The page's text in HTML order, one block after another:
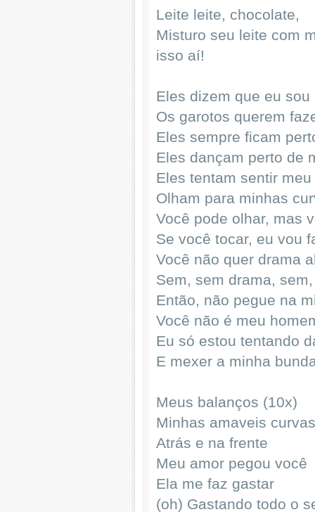
Leite leite, chocolate,
Misturo seu leite com
isso aí!
Eles dizem que eu
Os garotos querem
Eles sempre ficam
Eles dançam perto de
Eles tentam sentir
Olham para minhas
Você pode olhar, mas
Se você tocar, eu vou
Você não quer drama
Sem, sem drama,
Então, não pegue na
Você não é meu
Eu só estou tentando
E mexer a minha
Meus balanços (10x)
Minhas amaveis
Atrás e na frente
Meu amor pegou você
Ela me faz gastar
(oh) Gastando todo o